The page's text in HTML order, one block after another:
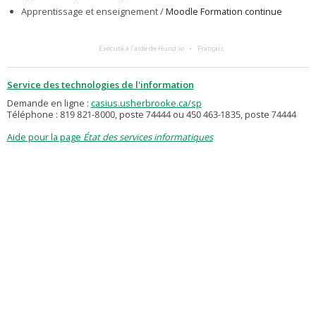
Apprentissage et enseignement /Moodle Formation continue
Exécuté à l’aide de Hund.io Français
Service des technologies de l'information
Demande en ligne : casius.usherbrooke.ca/sp
Téléphone : 819 821-8000, poste 74444 ou 450 463-1835, poste 74444
Aide pour la page État des services informatiques